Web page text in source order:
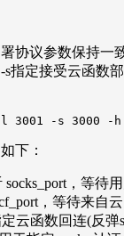
协议参数保持一
s指定接受云函数
3001 -s 3000 -h
下：
socks_port，等待
，等待来自
定云函数回连(反弹